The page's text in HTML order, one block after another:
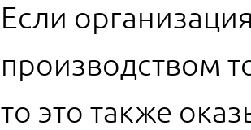
Если
производством
то это также